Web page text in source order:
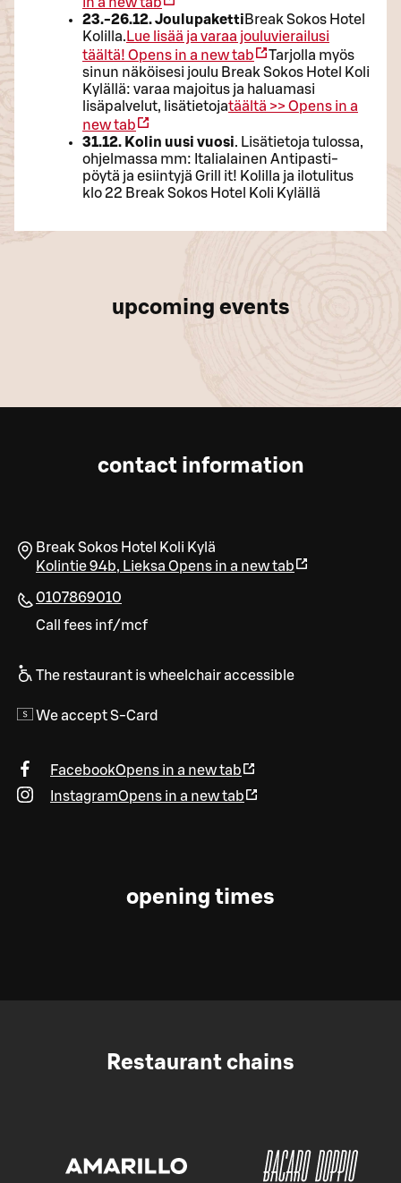
23.-26.12. Joulupaketti Break Sokos Hotel
Kolilla. Lue lisää ja varaa jouluvierailusi
täältä! Opens in a new tab
Tarjolla myös
sinun näköisesi joulu Break Sokos Hotel Koli
Kylällä: varaa majoitus ja haluamasi
lisäpalvelut, lisätietojatäältä >>Opens in a
new tab
31.12. Kolin uusi vuosi. Lisätietoja tulossa,
ohjelmassa mm: Italialainen Antipasti-
pöytä ja esiintyjä Grill it! Kolilla ja ilotulitus
klo 22 Break Sokos Hotel Koli Kylällä
upcoming events
contact information
Break Sokos Hotel Koli Kylä
Kolintie 94b, Lieksa Opens in a new tab
0107869010
Call fees inf/mcf
The restaurant is wheelchair accessible
We accept S-Card
FacebookOpens in a new tab
InstagramOpens in a new tab
opening times
Restaurant chains